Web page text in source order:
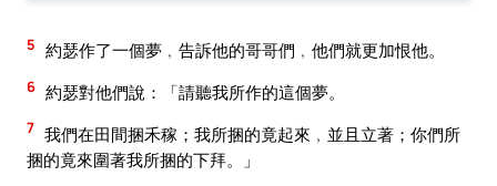
5 約瑟作了一個夢﹐告訴他的哥哥們﹐他們就更加恨他。
6 約瑟對他們說：「請聽我所作的這個夢。
7 我們在田間捆禾稼；我所捆的竟起來﹐並且立著；你們所
捆的竟來圍著我所捆的下拜。」